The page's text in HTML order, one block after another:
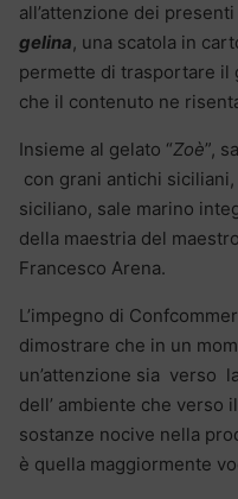
all’attenzione dei
gelina, una scatola in
permette di trasportare il
che il contenuto ne
Insieme al gelato “Zoè”,
con grani antichi
siciliano, sale marino
della maestria del
Francesco Arena.
L’impegno di
dimostrare che in un
un’attenzione sia verso
dell’ ambiente che verso
sostanze nocive nella
è quella maggiormente